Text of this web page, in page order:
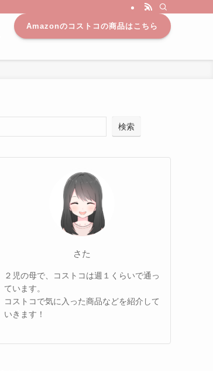
Amazonのコストコの商品はこちら
検索
さた
２児の母で、コストコは週１くらいで通っ
ています。
コストコで気に入った商品などを紹介して
いきます！